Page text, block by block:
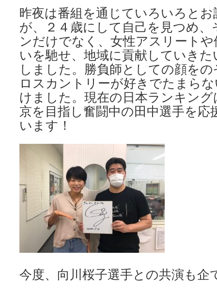
昨夜は番組を通じていろいろと
が、２４歳にして自己を見つめ
ンだけでなく、女性アスリート
いを馳せ、地域に貢献していき
しました。勝負師としての顔を
ロスカントリーが好きでたまら
けました。現在の日本ランキン
京を目指し奮闘中の田中選手を
います！
今度、向川桜子選手との共演も企